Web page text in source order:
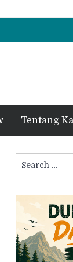
Tentang
for: